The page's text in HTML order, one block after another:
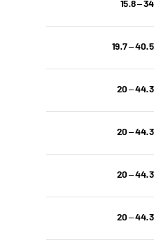
34 – 15.8
40.5 – 19.7
44.3 – 20
44.3 – 20
44.3 – 20
44.3 – 20